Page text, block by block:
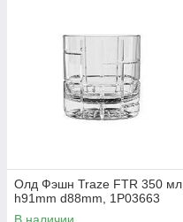
Олд Фэшн Traze FTR 350 мл,
h91mm d88mm, 1P03663